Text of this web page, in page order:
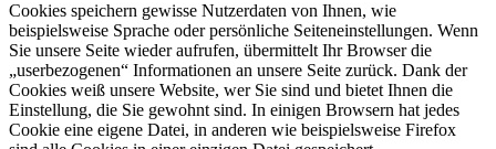
Cookies speichern gewisse Nutzerdaten von Ihnen, wie
beispielsweise Sprache oder persönliche Seiteneinstellungen. Wenn
Sie unsere Seite wieder aufrufen, übermittelt Ihr Browser die
„userbezogenen“ Informationen an unsere Seite zurück. Dank der
Cookies weiß unsere Website, wer Sie sind und bietet Ihnen die
Einstellung, die Sie gewohnt sind. In einigen Browsern hat jedes
Cookie eine eigene Datei, in anderen wie beispielsweise Firefox